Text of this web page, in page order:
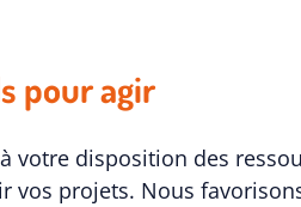
pour agir
à votre disposition des
vos projets. Nous